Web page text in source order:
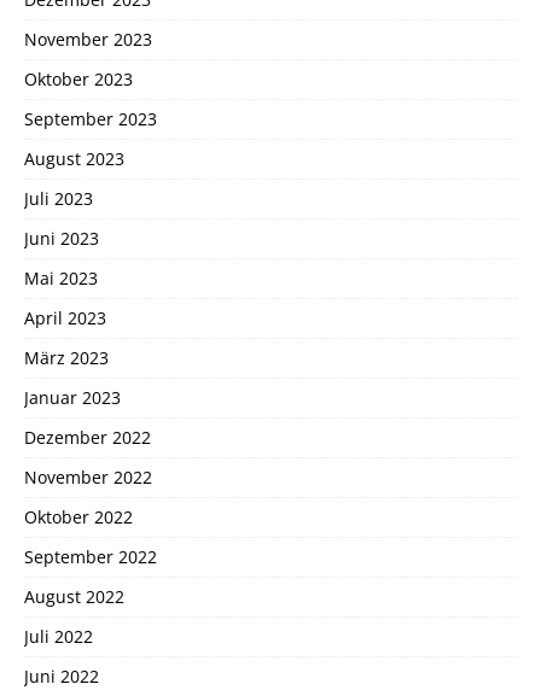
November 2023
Oktober 2023
September 2023
August 2023
Juli 2023
Juni 2023
Mai 2023
April 2023
März 2023
Januar 2023
Dezember 2022
November 2022
Oktober 2022
September 2022
August 2022
Juli 2022
Juni 2022